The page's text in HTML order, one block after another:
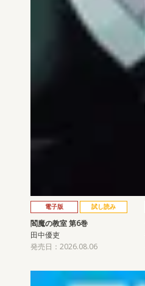
電子版 試し読み
閻魔の教室 第6巻
田中優吏
発売日：2026.08.06